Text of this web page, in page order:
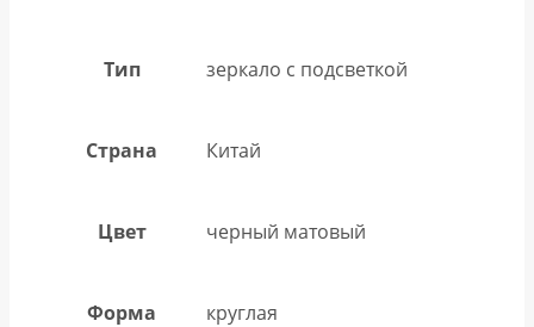
Тип зеркало с подсветкой
Страна Китай
Цвет черный матовый
Форма круглая